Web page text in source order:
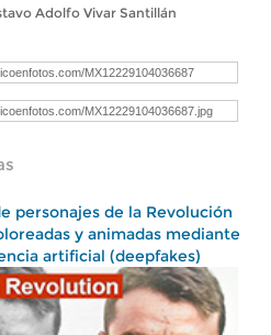
Adolfo Vivar Santillán
personajes de la Revolución
y animadas mediante
artificial (deepfakes)